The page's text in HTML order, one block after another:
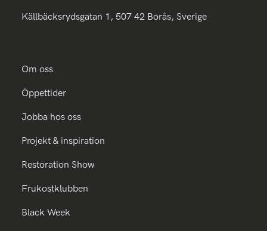
Källbäcksrydsgatan 1, 507 42 Borås, Sverige
Om oss
Öppettider
Jobba hos oss
Projekt & inspiration
Restoration Show
Frukostklubben
Black Week